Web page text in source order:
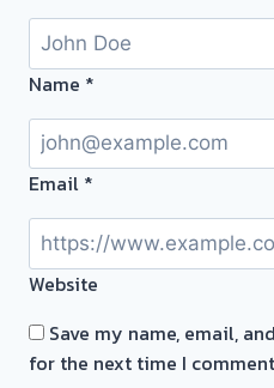
มาvาย
เป็น
ทุน
กับ
ดี
กว่า
ให้
บริการ
Name *
Email *
Website
Save my name, email,
for the next time I